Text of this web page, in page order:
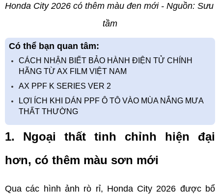
Honda City 2026 có thêm màu đen mới - Nguồn: Sưu
tầm
Có thể bạn quan tâm:
CÁCH NHẬN BIẾT BẢO HÀNH ĐIỆN TỬ CHÍNH
HÃNG TỪ AX FILM VIỆT NAM
AX PPF K SERIES VER 2
LỢI ÍCH KHI DÁN PPF Ô TÔ VÀO MÙA NẮNG MƯA
THẤT THƯỜNG
1. Ngoại thất tinh chỉnh hiện đại
hơn, có thêm màu sơn mới
Qua các hình ảnh rò rỉ, Honda City 2026 được bổ